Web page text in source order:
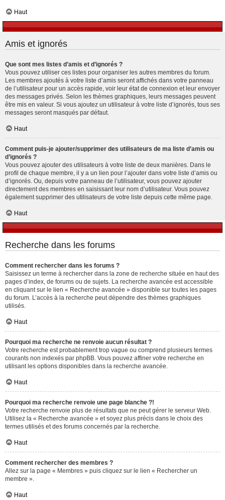
Haut
Amis et ignorés
Que sont mes listes d’amis et d’ignorés ?
Vous pouvez utiliser ces listes pour organiser les autres membres du forum.
Les membres ajoutés à votre liste d’amis seront affichés dans votre panneau
de l’utilisateur pour un accès rapide, voir leur état de connexion et leur envoyer
des messages privés. Selon les thèmes graphiques, leurs messages peuvent
être mis en valeur. Si vous ajoutez un utilisateur à votre liste d’ignorés, tous ses
messages seront masqués par défaut.
Haut
Comment puis-je ajouter/supprimer des utilisateurs de ma liste d’amis ou
d’ignorés ?
Vous pouvez ajouter des utilisateurs à votre liste de deux manières. Dans le
profil de chaque membre, il y a un lien pour l’ajouter dans votre liste d’amis ou
d’ignorés. Ou, depuis votre panneau de l’utilisateur, vous pouvez ajouter
directement des membres en saisissant leur nom d’utilisateur. Vous pouvez
également supprimer des utilisateurs de votre liste depuis cette même page.
Haut
Recherche dans les forums
Comment rechercher dans les forums ?
Saisissez un terme à rechercher dans la zone de recherche située en haut des
pages d’index, de forums ou de sujets. La recherche avancée est accessible
en cliquant sur le lien « Recherche avancée » disponible sur toutes les pages
du forum. L’accès à la recherche peut dépendre des thèmes graphiques
utilisés.
Haut
Pourquoi ma recherche ne renvoie aucun résultat ?
Votre recherche est probablement trop vague ou comprend plusieurs termes
courants non indexés par phpBB. Vous pouvez affiner votre recherche en
utilisant les options disponibles dans la recherche avancée.
Haut
Pourquoi ma recherche renvoie une page blanche ?!
Votre recherche renvoie plus de résultats que ne peut gérer le serveur Web.
Utilisez la « Recherche avancée » et soyez plus précis dans le choix des
termes utilisés et des forums concernés par la recherche.
Haut
Comment rechercher des membres ?
Allez sur la page « Membres » puis cliquez sur le lien « Rechercher un
membre ».
Haut